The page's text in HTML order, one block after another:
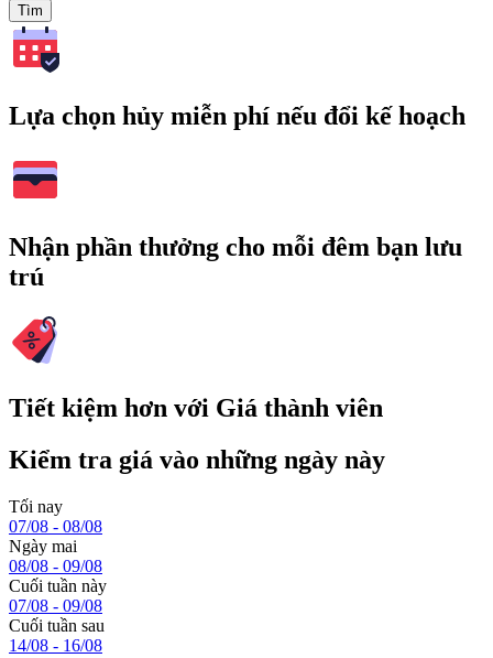
Tìm
Lựa chọn hủy miễn phí nếu đổi kế hoạch
Nhận phần thưởng cho mỗi đêm bạn lưu
trú
Tiết kiệm hơn với Giá thành viên
Kiểm tra giá vào những ngày này
Tối nay
07/08 - 08/08
Ngày mai
08/08 - 09/08
Cuối tuần này
07/08 - 09/08
Cuối tuần sau
14/08 - 16/08